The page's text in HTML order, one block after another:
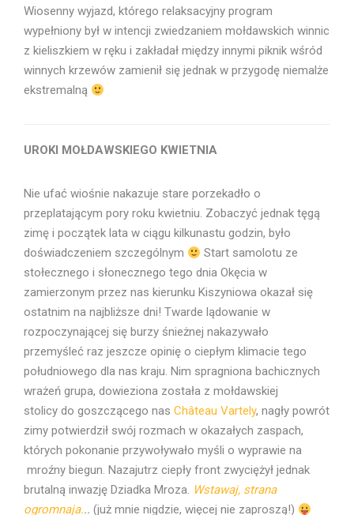
Wiosenny wyjazd, którego relaksacyjny program
wypełniony był w intencji zwiedzaniem mołdawskich winnic
z kieliszkiem w ręku i zakładał między innymi piknik wśród
winnych krzewów zamienił się jednak w przygodę niemalże
ekstremalną
UROKI MOŁDAWSKIEGO KWIETNIA
Nie ufać wiośnie nakazuje stare porzekadło o
przeplatającym pory roku kwietniu. Zobaczyć jednak tęgą
zimę i początek lata w ciągu kilkunastu godzin, było
doświadczeniem szczególnym
Start samolotu ze
stołecznego i słonecznego tego dnia Okęcia w
zamierzonym przez nas kierunku Kiszyniowa okazał się
ostatnim na najbliższe dni! Twarde lądowanie w
rozpoczynającej się burzy śnieżnej nakazywało
przemyśleć raz jeszcze opinię o ciepłym klimacie tego
południowego dla nas kraju. Nim spragniona bachicznych
wrażeń grupa, dowieziona została z mołdawskiej
stolicy do goszczącego nas Château Vartely, nagły powrót
zimy potwierdził swój rozmach w okazałych zaspach,
których pokonanie przywoływało myśli o wyprawie na
mroźny biegun. Nazajutrz ciepły front zwyciężył jednak
brutalną inwazję Dziadka Mroza. Wstawaj, strana
ogromnaja... (już mnie nigdzie, więcej nie zaproszą!)